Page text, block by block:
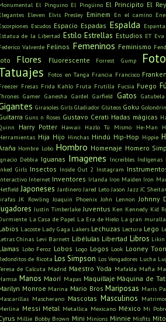
El Pinguino El Pingüino El Principito El
Eleven Elvis Presley Eminem En el camino
Escudos Espacio Espadas Espalda
de la Libertad Estilo Estrellas Estudios ET Eva
Valverde Felinos Femeninos Feminismo
Flores Fluorescente Forrest Gump Foto
Fotos en Tanga Francia Francisco
Fresas Frida Kahlo Fruta Frutilla Fucsia Fuego
Gamer Ganesha Gardel Garfield Gatos Gatubela
Girasoles Girls Gladiador Glúteos Goku
Guns n Roses Gustavo Cerati Hadas mágicas
Harry Potter Hawaii Hazlo Tú Mismo He-Man
Hija Hijo Hinchas Hindú Hip-Hop Hippie
Hombre Lobo Hombro Homenaje Homero
Debbia Iguanas Imagenes Increíbles Indígenas
Girls Insectos Inside Out 2 Instagram
Internet Inventores Irlanda Iron Maiden Iron
Japoneses Jardinero Jared Leto Jason Jazz JC
JK Rowling Joaquin Phoenix John Lennon Johnny
Justin Timberlake Juventus Ken Kennedy Kid
La Casa de Papel La Era de Hielo La gran
Lacoste Lady Gaga Lakers Lechuzas Lectura Lego
Chinas Levi Barnett Libélulas Libertad Libros
Lobo Feroz Lobos Logo Logos Look Looney
de Ricota Los Simpson Los Vengadores Lucha
de Calcuta Madrid Maestro Yoda Mafalda Mafia
Manos Maorí Mapas Maquillaje Máquina de
Monroe Marina Mario Bros Mariposas Maris
Mascherano Mascotas Masculinos
Messi Metal Metallica Mexicano México Mi
Millie Bobby Brown Mini Minions Minnie Misfits